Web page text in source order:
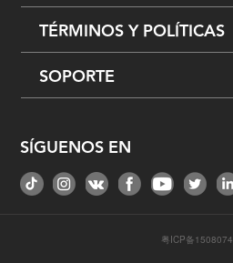
TÉRMINOS Y POLÍTICAS
SOPORTE
SÍGUENOS EN
粤ICP备